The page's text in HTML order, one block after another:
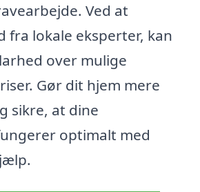
Ved at
fra lokale eksperter, kan
over mulige
Gør dit hjem mere
sikre, at dine
optimalt med